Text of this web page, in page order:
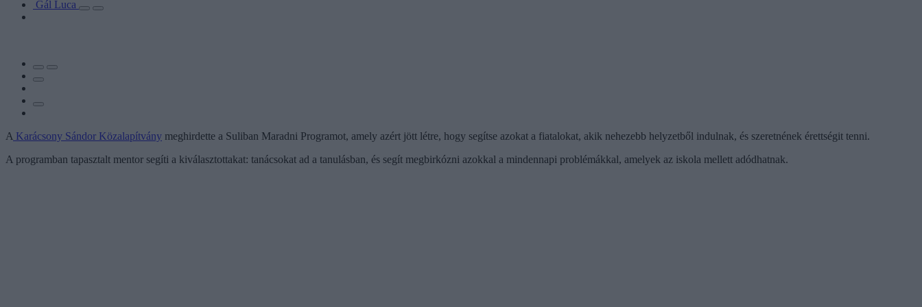
Gál Luca
A Karácsony Sándor Közalapítvány meghirdette a Suliban Maradni Programot, amely azért jött létre, hogy segítse azokat a fiatalokat, akik nehezebb helyzetből indulnak, és szeretnének érettségit tenni.
A programban tapasztalt mentor segíti a kiválasztottakat: tanácsokat ad a tanulásban, és segít megbirkózni azokkal a mindennapi problémákkal, amelyek az iskola mellett adódhatnak.